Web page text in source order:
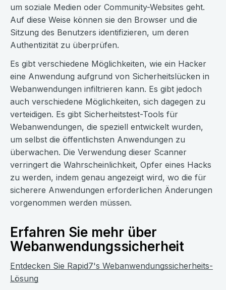
um soziale Medien oder Community-Websites geht.
Auf diese Weise können sie den Browser und die
Sitzung des Benutzers identifizieren, um deren
Authentizität zu überprüfen.
Es gibt verschiedene Möglichkeiten, wie ein Hacker
eine Anwendung aufgrund von Sicherheitslücken in
Webanwendungen infiltrieren kann. Es gibt jedoch
auch verschiedene Möglichkeiten, sich dagegen zu
verteidigen. Es gibt Sicherheitstest-Tools für
Webanwendungen, die speziell entwickelt wurden,
um selbst die öffentlichsten Anwendungen zu
überwachen. Die Verwendung dieser Scanner
verringert die Wahrscheinlichkeit, Opfer eines Hacks
zu werden, indem genau angezeigt wird, wo die für
sicherere Anwendungen erforderlichen Änderungen
vorgenommen werden müssen.
Erfahren Sie mehr über
Webanwendungssicherheit
Entdecken Sie Rapid7's Webanwendungssicherheits-
Lösung